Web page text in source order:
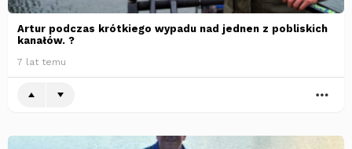
Artur podczas krótkiego wypadu nad jednen z pobliskich
kanałów. ?
7 lat temu